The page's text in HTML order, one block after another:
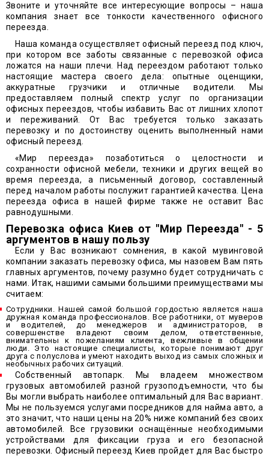
Звоните и уточняйте все интересующие вопросы – наша
компания знает все тонкости качественного офисного
переезда.
Наша команда осуществляет офисный переезд под ключ,
при котором все заботы связанные с перевозкой офиса
ложатся на наши плечи. Над переездом работают только
настоящие мастера своего дела: опытные оценщики,
аккуратные грузчики и отличные водители. Мы
предоставляем полный спектр услуг по организации
офисных переездов, чтобы избавить Вас от лишних хлопот
и переживаний. От Вас требуется только заказать
перевозку и по достоинству оценить выполненный нами
офисный переезд.
«Мир переезда» позаботиться о целостности и
сохранности офисной мебели, техники и других вещей во
время переезда, а письменный договор, составленный
перед началом работы послужит гарантией качества. Цена
переезда офиса в нашей фирме также не оставит Вас
равнодушными.
Перевозка офиса Киев от "Мир Переезда" - 5
аргументов в нашу пользу
Если у Вас возникают сомнения, в какой мувинговой
компании заказать перевозку офиса, мы назовем Вам пять
главных аргументов, почему разумно будет сотрудничать с
нами. Итак, нашими самыми большими преимуществами мы
считаем:
Сотрудники. Нашей самой большой гордостью является наша
дружная команда профессионалов. Все работники, от муверов
и водителей, до менеджеров и администраторов, в
совершенстве владеют своим делом, ответственные,
внимательны к пожеланиям клиента, вежливые в общении
люди. Это настоящие специалисты, которые понимают друг
друга с полуслова и умеют находить выход из самых сложных и
необычных рабочих ситуаций.
Собственный автопарк. Мы владеем множеством
грузовых автомобилей разной грузоподъемности, что бы
Вы могли выбрать наиболее оптимальный для Вас вариант.
Мы не пользуемся услугами посредников для найма авто, а
это значит, что наши цены на 20% ниже компаний без своих
автомобилей. Все грузовики оснащённые необходимыми
устройствами для фиксации груза и его безопасной
перевозки. Офисный переезд Киев пройдет для Вас быстро